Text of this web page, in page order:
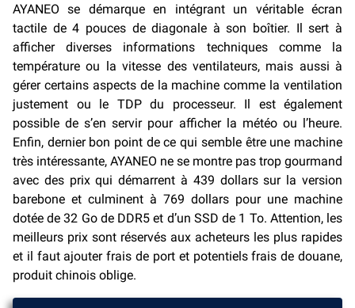
AYANEO se démarque en intégrant un véritable écran
tactile de 4 pouces de diagonale à son boîtier. Il sert à
afficher diverses informations techniques comme la
température ou la vitesse des ventilateurs, mais aussi à
gérer certains aspects de la machine comme la ventilation
justement ou le TDP du processeur. Il est également
possible de s’en servir pour afficher la météo ou l’heure.
Enfin, dernier bon point de ce qui semble être une machine
très intéressante, AYANEO ne se montre pas trop gourmand
avec des prix qui démarrent à 439 dollars sur la version
barebone et culminent à 769 dollars pour une machine
dotée de 32 Go de DDR5 et d’un SSD de 1 To. Attention, les
meilleurs prix sont réservés aux acheteurs les plus rapides
et il faut ajouter frais de port et potentiels frais de douane,
produit chinois oblige.